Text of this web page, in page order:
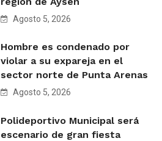
Agosto 5, 2026
Hombre es condenado por
violar a su expareja en el
sector norte de Punta Arenas
Agosto 5, 2026
Polideportivo Municipal será
escenario de gran fiesta